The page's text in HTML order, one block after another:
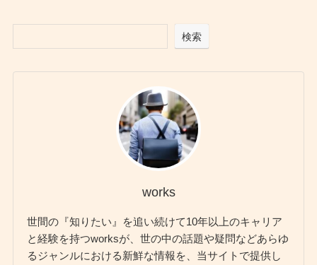
検索
works
世間の『知りたい』を追い続けて10年以上のキャリア
と経験を持つworksが、世の中の話題や疑問などあらゆ
るジャンルにおける新鮮な情報を、当サイトで提供し